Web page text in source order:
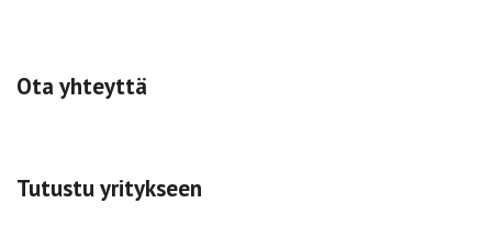
Ota yhteyttä
Tutustu yritykseen